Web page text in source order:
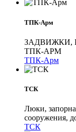
ТПК-Арм
ЗАДВИЖКИ,
ТПК-АРМ
ТПК-Арм
ТСК
Люки,
сооружения,
ТСК